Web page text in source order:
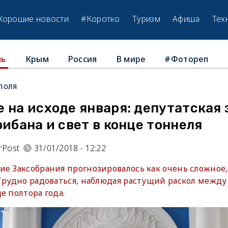
новости #Коротко Туризм Афиша
Крым Россия В мире #Фотореп
на исходе января: депутатская
и свет в конце тоннеля
31/01/2018 - 12:22
Заксобрания прогнозировалось как очень
радоваться, наблюдая растущий раскол
полтора года.